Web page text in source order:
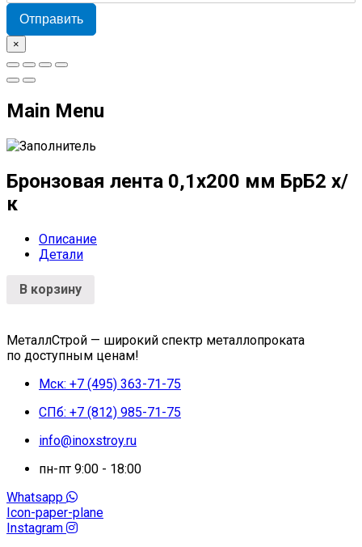
Отправить
×
Main Menu
Бронзовая лента 0,1х200 мм БрБ2 х/
к
Описание
Детали
В корзину
МеталлСтрой — широкий спектр металлопроката
по доступным ценам!
Мск: +7 (495) 363-71-75
СПб: +7 (812) 985-71-75
info@inoxstroy.ru
пн-пт 9:00 - 18:00
Whatsapp
Icon-paper-plane
Instagram